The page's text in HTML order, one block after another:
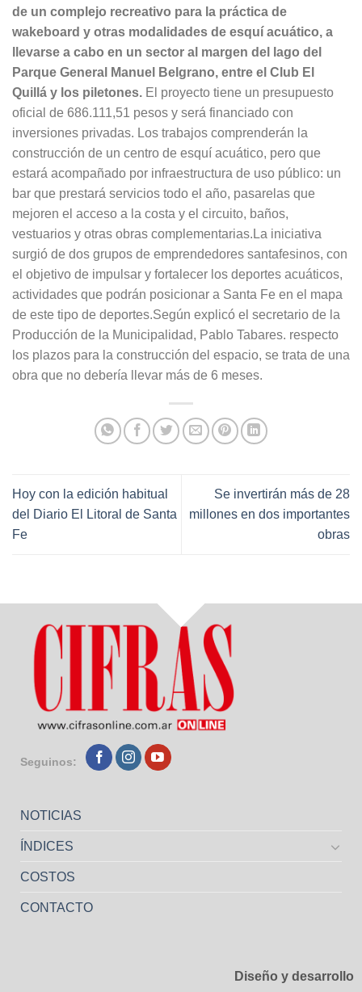
de un complejo recreativo para la práctica de
wakeboard y otras modalidades de esquí acuático, a
llevarse a cabo en un sector al margen del lago del
Parque General Manuel Belgrano, entre el Club El
Quillá y los piletones. El proyecto tiene un presupuesto
oficial de 686.111,51 pesos y será financiado con
inversiones privadas. Los trabajos comprenderán la
construcción de un centro de esquí acuático, pero que
estará acompañado por infraestructura de uso público: un
bar que prestará servicios todo el año, pasarelas que
mejoren el acceso a la costa y el circuito, baños,
vestuarios y otras obras complementarias.La iniciativa
surgió de dos grupos de emprendedores santafesinos, con
el objetivo de impulsar y fortalecer los deportes acuáticos,
actividades que podrán posicionar a Santa Fe en el mapa
de este tipo de deportes.Según explicó el secretario de la
Producción de la Municipalidad, Pablo Tabares. respecto
los plazos para la construcción del espacio, se trata de una
obra que no debería llevar más de 6 meses.
Hoy con la edición habitual
del Diario El Litoral de Santa
Fe
Se invertirán más de 28
millones en dos importantes
obras
Seguinos:
NOTICIAS
ÍNDICES
COSTOS
CONTACTO
Diseño y desarrollo